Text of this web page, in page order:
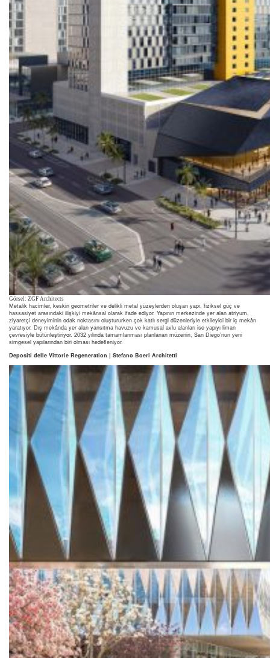
Görsel: ZGF Architects
Metalik hacimler, keskin geometriler ve delikli metal yüzeylerden oluşan yapı, fiziksel güç ve
hassasiyet arasındaki ilişkiyi mekânsal olarak ifade ediyor. Yapının merkezinde yer alan atriyum,
ziyaretçi deneyiminin odak noktasını oluştururken çok katlı sergi düzenleriyle etkileyici bir iç mekân
yaratıyor. Dış mekânda yer alan yansıtma havuzu ve kamusal avlu alanları ise yapıyı liman
çevresiyle bütünleştiriyor. 2032 yılında tamamlanması planlanan müzenin, San Diego’nun yeni
simgesel yapılarından biri olması hedefleniyor.
Depositi delle Vittorie Regeneration | Stefano Boeri Architetti